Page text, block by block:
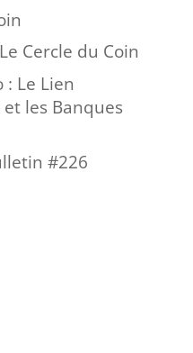
Cercle du Coin
Le Lien
les Banques
#226